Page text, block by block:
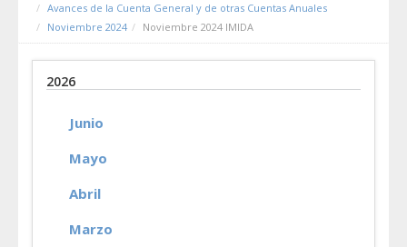
Avances de la Cuenta General y de otras Cuentas Anuales
Noviembre 2024
Noviembre 2024 IMIDA
2026
Junio
Mayo
Abril
Marzo